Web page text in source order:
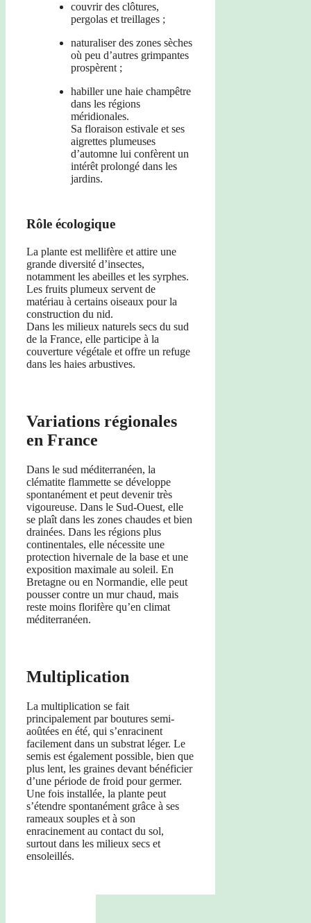
couvrir des clôtures,
pergolas et treillages ;
naturaliser des zones sèches
où peu d’autres grimpantes
prospèrent ;
habiller une haie champêtre
dans les régions
méridionales.
Sa floraison estivale et ses
aigrettes plumeuses
d’automne lui confèrent un
intérêt prolongé dans les
jardins.
Rôle écologique
La plante est mellifère et attire une
grande diversité d’insectes,
notamment les abeilles et les syrphes.
Les fruits plumeux servent de
matériau à certains oiseaux pour la
construction du nid.
Dans les milieux naturels secs du sud
de la France, elle participe à la
couverture végétale et offre un refuge
dans les haies arbustives.
Variations régionales
en France
Dans le sud méditerranéen, la
clématite flammette se développe
spontanément et peut devenir très
vigoureuse. Dans le Sud-Ouest, elle
se plaît dans les zones chaudes et bien
drainées. Dans les régions plus
continentales, elle nécessite une
protection hivernale de la base et une
exposition maximale au soleil. En
Bretagne ou en Normandie, elle peut
pousser contre un mur chaud, mais
reste moins florifère qu’en climat
méditerranéen.
Multiplication
La multiplication se fait
principalement par boutures semi-
aoûtées en été, qui s’enracinent
facilement dans un substrat léger. Le
semis est également possible, bien que
plus lent, les graines devant bénéficier
d’une période de froid pour germer.
Une fois installée, la plante peut
s’étendre spontanément grâce à ses
rameaux souples et à son
enracinement au contact du sol,
surtout dans les milieux secs et
ensoleillés.